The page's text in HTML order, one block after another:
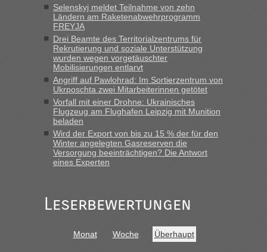
Berichte und Reisetipps • Re: An welchem
Grenzübergang zwischen Polen und der Ukraine geht es am
schnellsten?
„Wir sind mit unserem Wohnmobil, wie geplant am Montag
15.6. in Krakovets rüber. Sehr zeitig los gegen 5 Uhr in der
Früh. Mit sehr sehr wenig Verkehr, super bis zur Grenze. Nur
8 PKW vor der Schranke....“
Berichte und Reisetipps • Re: An welchem
Grenzübergang zwischen Polen und der Ukraine geht es am
schnellsten?
„Gestern 6 Stunden warten vor der Grenze Richtung Polen
in Krakowez mit dem Kleinbus. Abfertigung ging dann
Bernd D-UA
Grenzübergang zwischen Polen und der Ukraine geht es am
„Bin am Montag 15.6.26 um 8 Uhr in Urgyniw ausgereist,
Selenskyj meldet Teilnahme von zehn
Ländern am Raketenabwehrprogramm
FREYJA
Drei Beamte des Territorialzentrums für
Rekrutierung und soziale Unterstützung
wurden wegen vorgetäuschter
Mobilisierungen entlarvt
Angriff auf Pawlohrad: Im Sortierzentrum von
Ukrposchta zwei Mitarbeiterinnen getötet
Vorfall mit einer Drohne: Ukrainisches
Flugzeug am Flughafen Leipzig mit Munition
beladen
Wird der Export von bis zu 15 % der für den
Winter angelegten Gasreserven die
Versorgung beeinträchtigen? Die Antwort
eines Experten
Leserbewertungen
Monat Woche Überhaupt